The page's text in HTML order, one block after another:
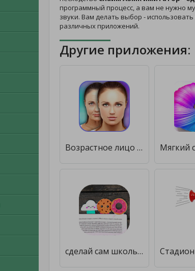
программный процесс, а вам не нужно
звуки. Вам делать выбор -
различных приложений.
Другие приложения:
Возрастное лицо - сделай меня молодым [Premium]
сделай сам школьные хаки [Premium]